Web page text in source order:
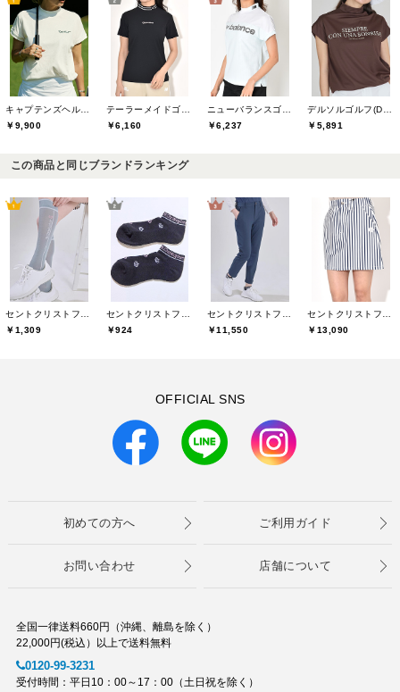
￥9,900
￥6,160
￥6,237
￥5,891
この商品と同じブランドランキング
セントクリストファーゴルフ(St.ChristopherGolf)
￥1,309
セントクリストファーゴルフ(St.ChristopherGolf)
￥924
セントクリストファーゴルフ(St.ChristopherGolf)
￥11,550
セントクリストファーゴルフ(St.ChristopherGolf)
￥13,090
OFFICIAL SNS
初めての方へ ご利用ガイド
お問い合わせ 店舗について
全国一律送料660円（沖縄、離島を除く）
22,000円(税込）以上で送料無料
0120-99-3231
受付時間：平日10：00～17：00（土日祝を除く）